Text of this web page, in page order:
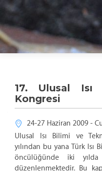
17. Ulusal
Kongresi
24-27 Haziran 2009 -
Ulusal Isı Bilimi ve
yılından bu yana Türk Isı
öncülüğünde iki
düzenlenmektedir. Bu